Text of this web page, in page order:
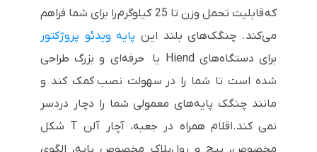
که قابلیت تحمل وزن تا 25 کیلوگرم را برای شما فراهم
می‌کند. چنگک‌های بلند این پایه ویدئو پروژکتور
برای دستگاه‌های Hiend یا حرفه‌ای و بزرگ طراحی
شده است تا شما را در سهولت نصب کمک کند و
مانند چنگک پایه‌های معمولی شما را دچار دردسر
نمی کند.اقلام همراه در جعبه، آچار آلن T شکل
مخصوص، پیچ و رول‌پلاک مخصوص پایه، الگوی